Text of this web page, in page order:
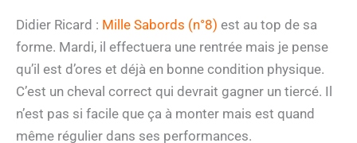
Didier Ricard : Mille Sabords (n°8) est au top de sa
forme. Mardi, il effectuera une rentrée mais je pense
qu’il est d’ores et déjà en bonne condition physique.
C’est un cheval correct qui devrait gagner un tiercé. Il
n’est pas si facile que ça à monter mais est quand
même régulier dans ses performances.